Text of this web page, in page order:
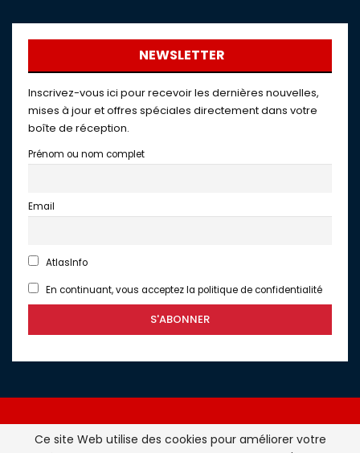
NEWSLETTER
Inscrivez-vous ici pour recevoir les dernières nouvelles,
mises à jour et offres spéciales directement dans votre
boîte de réception.
Prénom ou nom complet
Email
AtlasInfo
En continuant, vous acceptez la politique de confidentialité
Ce site Web utilise des cookies pour améliorer votre